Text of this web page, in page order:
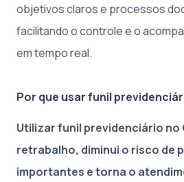
objetivos claros e processos
facilitando o controle e o
em tempo real.
Por que usar funil
Utilizar funil previdenciário no
retrabalho, diminui o risco de
importantes e torna o